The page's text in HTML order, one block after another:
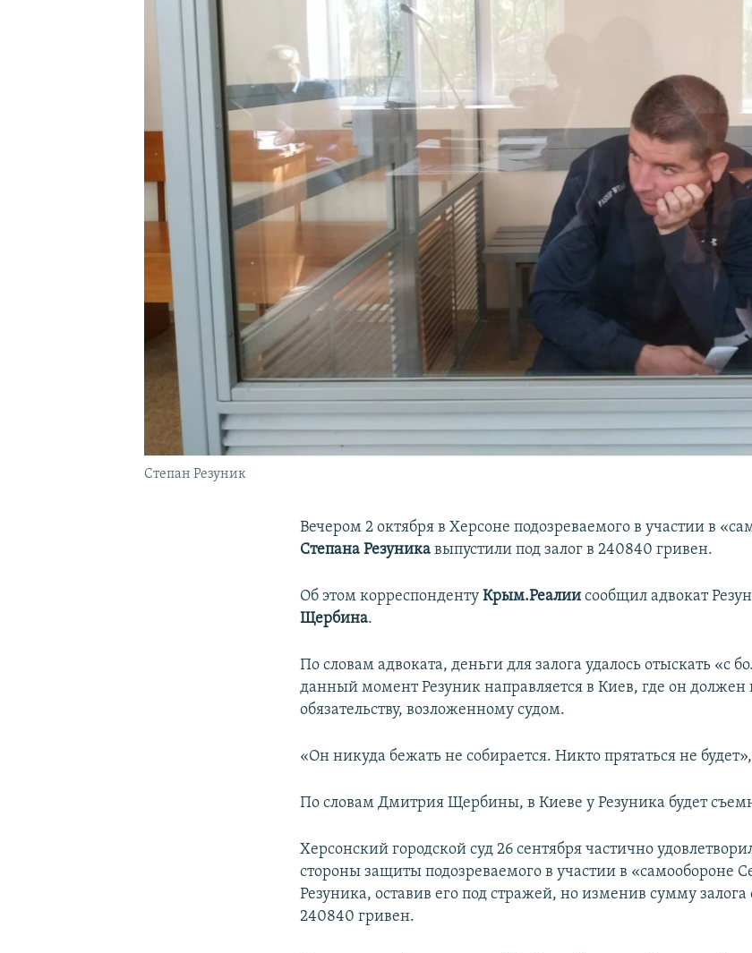
УКРАИНСКАЯ ПРОБЛЕМА КРЫМА
Степан Резуник
Вечером 2 октября в Херсоне подозреваемого в участии в
Степана Резуника выпустили под залог в 240840 гривен.
Об этом корреспондентуКрым.Реалии сообщил адвокат
Щербина.
По словам адвоката, деньги для залога удалось отыскать «с
данный момент Резуник направляется в Киев, где он должен
обязательству, возложенному судом.
«Он никуда бежать не собирается. Никто прятаться не
По словам Дмитрия Щербины, в Киеве у Резуника будет
Херсонский городской суд 26 сентября частично
стороны защиты подозреваемого в участии в «самообороне
Резуника, оставив его под стражей, но изменив сумму залога
240840 гривен.